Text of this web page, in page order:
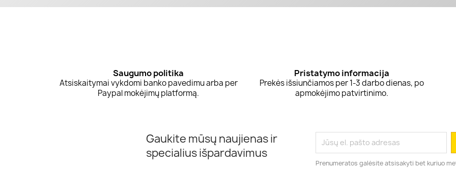
Saugumo politika
Atsiskaitymai vykdomi banko pavedimu arba per
Paypal mokėjimų platformą.
Pristatymo informacija
Prekės išsiunčiamos per 1-3 darbo dienas, po
apmokėjimo patvirtinimo.
Gaukite mūsų naujienas ir
specialius išpardavimus
Prenumeratos galėsite atsisakyti bet kuriuo